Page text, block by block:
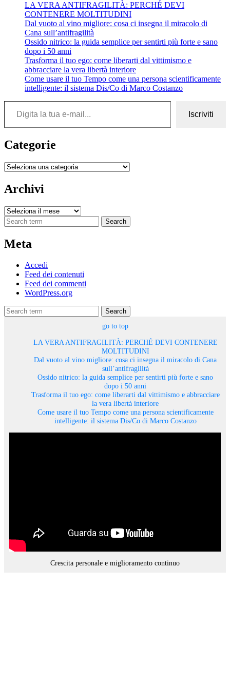
Szimborska
LA VERA ANTIFRAGILITÀ: PERCHÉ DEVI
CONTENERE MOLTITUDINI
Dal vuoto al vino migliore: cosa ci insegna il miracolo di
Cana sull’antifragilità
Ossido nitrico: la guida semplice per sentirti più forte e sano
dopo i 50 anni
Trasforma il tuo ego: come liberarti dal vittimismo e
abbracciare la vera libertà interiore
Come usare il tuo Tempo come una persona scientificamente
intelligente: il sistema Dis/Co di Marco Costanzo
Digita la tua e-mail...
Iscriviti
Categorie
Categorie
Archivi
Archivi
Search
Meta
Accedi
Feed dei contenuti
Feed dei commenti
WordPress.org
Search
go to top
LA VERA ANTIFRAGILITÀ: PERCHÉ DEVI CONTENERE
MOLTITUDINI
Dal vuoto al vino migliore: cosa ci insegna il miracolo di Cana
sull’antifragilità
Ossido nitrico: la guida semplice per sentirti più forte e sano
dopo i 50 anni
Trasforma il tuo ego: come liberarti dal vittimismo e abbracciare
la vera libertà interiore
Come usare il tuo Tempo come una persona scientificamente
intelligente: il sistema Dis/Co di Marco Costanzo
Crescita personale e miglioramento continuo